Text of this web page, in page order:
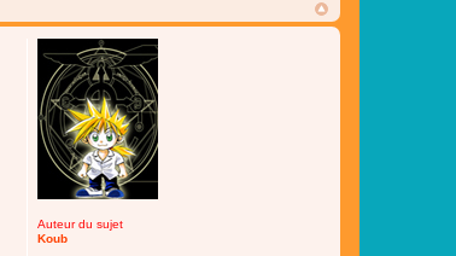
Auteur du sujet
Koub